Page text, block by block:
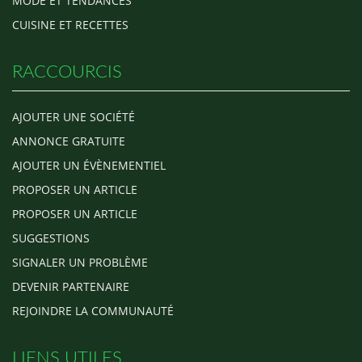
CUISINE ET RECETTES
RACCOURCIS
AJOUTER UNE SOCIÉTÉ
ANNONCE GRATUITE
AJOUTER UN ÉVÈNEMENTIEL
PROPOSER UN ARTICLE
PROPOSER UN ARTICLE
SUGGESTIONS
SIGNALER UN PROBLÈME
DEVENIR PARTENAIRE
REJOINDRE LA COMMUNAUTÉ
LIENS UTILES